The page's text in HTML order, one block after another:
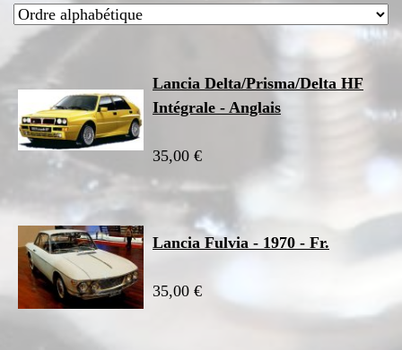
Lancia Delta/Prisma/Delta HF
Intégrale - Anglais
35,00 €
Lancia Fulvia - 1970 - Fr.
35,00 €